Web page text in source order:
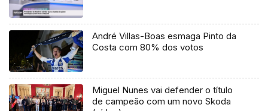
André Villas-Boas esmaga Pinto da
Costa com 80% dos votos
Miguel Nunes vai defender o título
de campeão com um novo Skoda